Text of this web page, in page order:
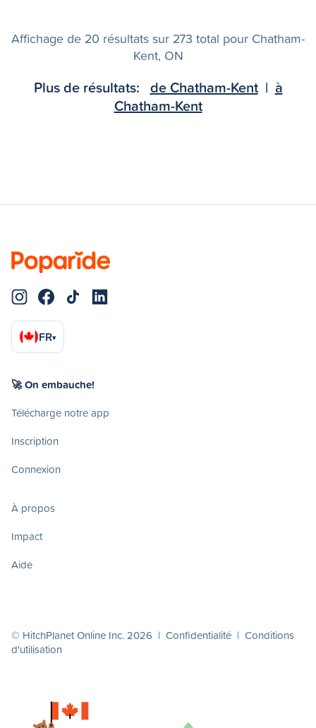
Affichage de 20 résultats sur 273 total pour Chatham-
Kent, ON
Plus de résultats: de Chatham-Kent| à
Chatham-Kent
FR▾
🚀 On embauche!
Télécharge notre app
Inscription
Connexion
À propos
Impact
Aide
© HitchPlanet Online Inc. 2026 | Confidentialité | Conditions
d'utilisation